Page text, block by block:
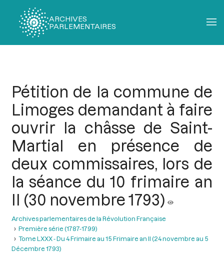
ARCHIVES
PARLEMENTAIRES
Pétition de la commune de
Limoges demandant à faire
ouvrir la châsse de Saint-
Martial en présence de
deux commissaires, lors de
la séance du 10 frimaire an
II (30 novembre 1793)
Archives parlementaires de la Révolution Française
Première série (1787-1799)
Tome LXXX - Du 4 Frimaire au 15 Frimaire an II (24 novembre au 5
Décembre 1793)